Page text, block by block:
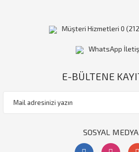
Müşteri Hizmetleri 0
WhatsApp
E-BÜLTENE
SOSYAL MEDYA